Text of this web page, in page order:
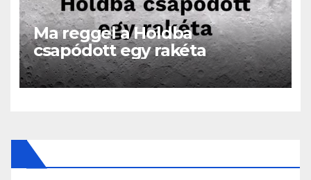
Ma reggel a Holdba
csapódott egy rakéta